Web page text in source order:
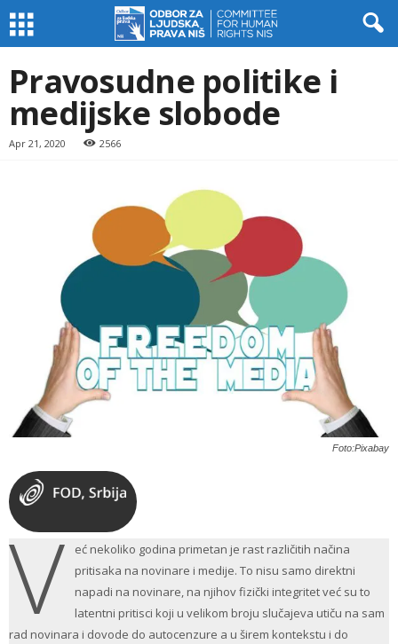
Pravosudne politike i
medijske slobode
Apr 21, 2020 2566
Foto:Pixabay
V
eć nekoliko godina primetan je rast različitih načina
pritisaka na novinare i medije. To nisu samo direktni
napadi na novinare, na njihov fizički integritet već su to
latentni pritisci koji u velikom broju slučajeva utiču na sam
rad novinara i dovode do autocenzure a u širem kontekstu i do